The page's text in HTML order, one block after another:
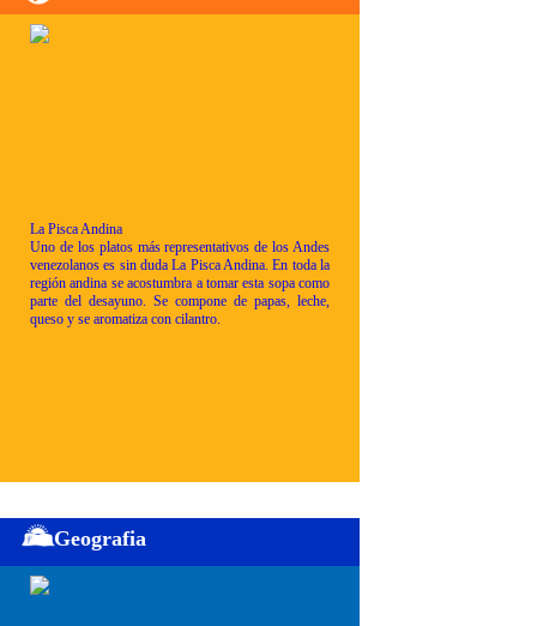
La Pisca Andina
Uno de los platos más representativos de los Andes
venezolanos es sin duda La Pisca Andina. En toda la
región andina se acostumbra a tomar esta sopa como
parte del desayuno. Se compone de papas, leche,
queso y se aromatiza con cilantro.
Geografia